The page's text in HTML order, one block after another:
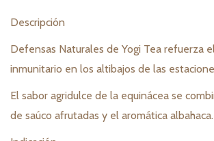
Descripción
Defensas Naturales de Yogi Tea refuerza
inmunitario en los altibajos de las
El sabor agridulce de la equinácea se
de saúco afrutadas y el aromática albahaca.